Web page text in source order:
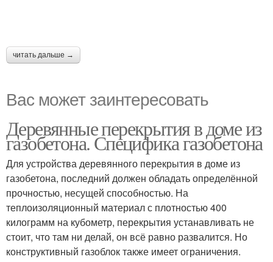
читать дальше →
Вас может заинтересовать
Деревянные перекрытия в доме из
газобетона. Специфика газобетона
Для устройства деревянного перекрытия в доме из
газобетона, последний должен обладать определённой
прочностью, несущей способностью. На
теплоизоляционный материал с плотностью 400
килограмм на кубометр, перекрытия устанавливать не
стоит, что там ни делай, он всё равно развалится. Но
конструктивный газоблок также имеет ограничения.